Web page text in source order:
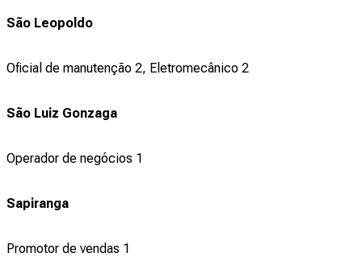
São Leopoldo
Oficial de manutenção 2, Eletromecânico 2
São Luiz Gonzaga
Operador de negócios 1
Sapiranga
Promotor de vendas 1